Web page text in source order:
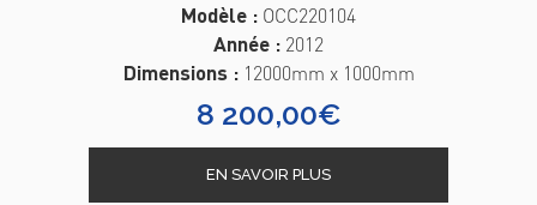
Modèle : OCC220104
Année : 2012
Dimensions :12000mm x 1000mm
8 200,00€
EN SAVOIR PLUS